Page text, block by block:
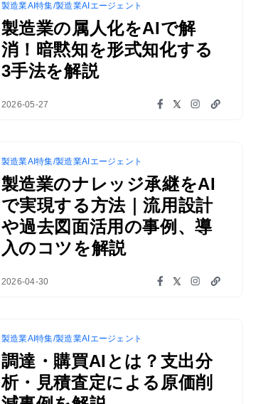
製造業AI特集/製造業AIエージェント
製造業の属人化をAIで解
消！暗黙知を形式知化する
3手法を解説
2026-05-27
製造業AI特集/製造業AIエージェント
製造業のナレッジ承継をAI
で実現する方法｜流用設計
や過去図面活用の事例、導
入のコツを解説
2026-04-30
製造業AI特集/製造業AIエージェント
調達・購買AIとは？支出分
析・見積査定による原価削